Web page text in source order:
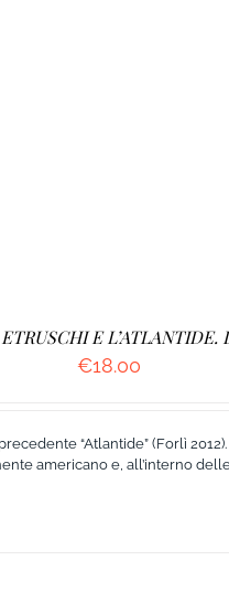
E L’ATLANTIDE.
€18.00
“Atlantide” (Forlì
americano e, all’interno